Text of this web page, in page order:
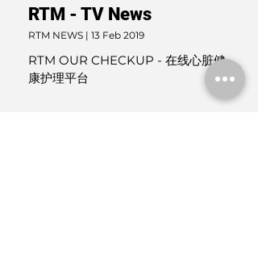
RTM - TV News
RTM NEWS | 13 Feb 2019
RTM OUR CHECKUP - 在线心脏健
康护理平台